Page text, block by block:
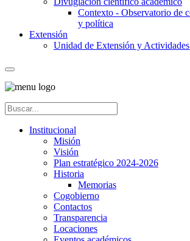
Contexto - Observatorio de
y política
Extensión
Unidad de Extensión y
Institucional
Misión
Visión
Plan estratégico 2024-2026
Historia
Memorias
Cogobierno
Contactos
Transparencia
Locaciones